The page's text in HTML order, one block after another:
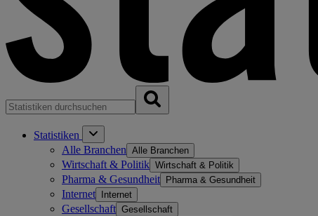
Statistiken
Alle Branchen Alle Branchen
Wirtschaft & Politik Wirtschaft & Politik
Pharma & Gesundheit Pharma & Gesundheit
Internet Internet
Gesellschaft Gesellschaft